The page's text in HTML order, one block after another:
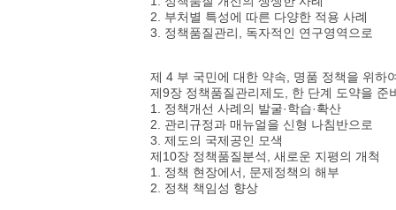
2. 부처별 특성에 따른 다양한 적용 사례
3. 정책품질관리, 독자적인 연구영역으로
제 4 부 국민에 대한 약속, 명품 정책을 위하
제9장 정책품질관리제도, 한 단계 도약을 준
1. 정책개선 사례의 발굴·학습·확산
2. 관리규정과 매뉴얼을 신형 나침반으로
3. 제도의 국제공인 모색
제10장 정책품질분석, 새로운 지평의 개척
1. 정책 현장에서, 문제정책의 해부
2. 정책 책임성 향상